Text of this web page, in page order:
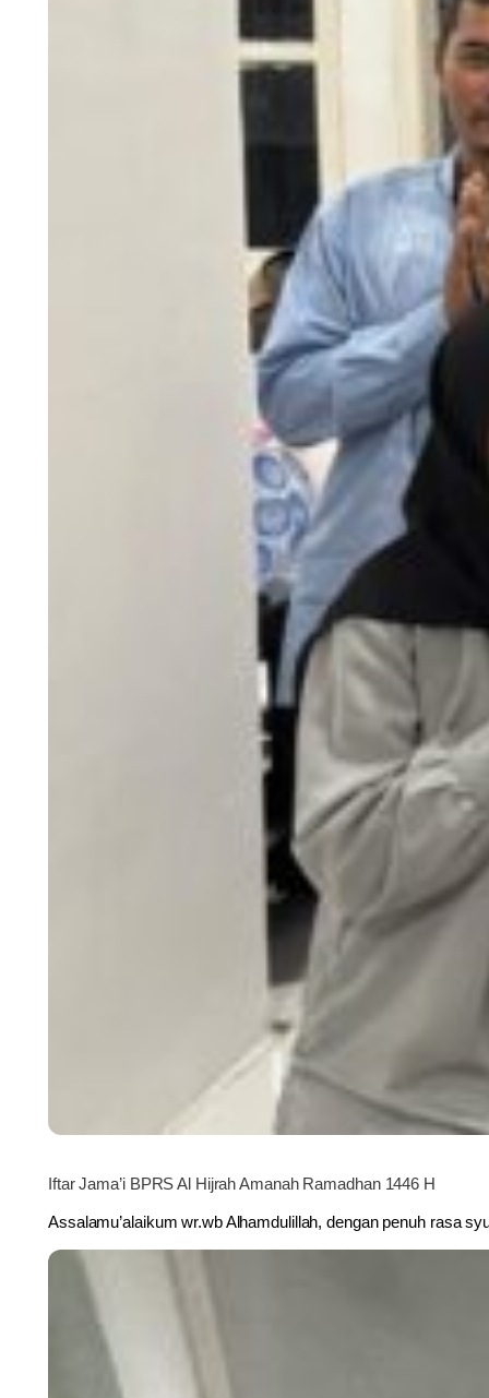
Iftar Jama’i BPRS Al Hijrah Amanah Ramadhan 1446 H
Assalamu’alaikum wr.wb Alhamdulillah, dengan penuh rasa